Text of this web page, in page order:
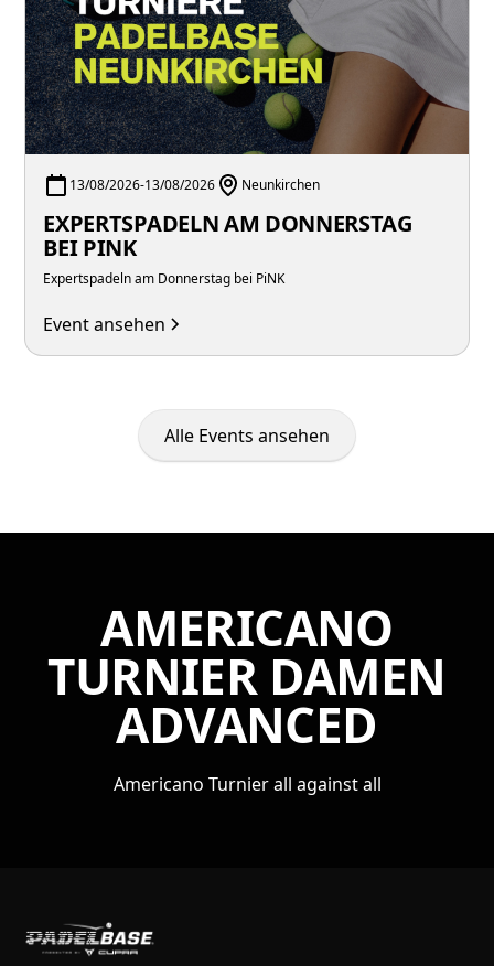
13/08/2026-13/08/2026 Neunkirchen
EXPERTSPADELN AM DONNERSTAG
BEI PINK
Expertspadeln am Donnerstag bei PiNK
Event ansehen
Alle Events ansehen
AMERICANO
TURNIER DAMEN
ADVANCED
Americano Turnier all against all